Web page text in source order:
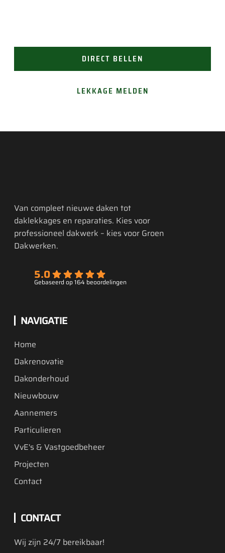
DIRECT BELLEN
LEKKAGE MELDEN
Van compleet nieuwe daken tot
daklekkages en reparaties. Kies voor
professioneel dakwerk – kies voor Groen
Dakwerken.
5.0
Gebaseerd op 164 beoordelingen
NAVIGATIE
Home
Dakrenovatie
Dakonderhoud
Nieuwbouw
Aannemers
Particulieren
VvE's & Vastgoedbeheer
Projecten
Contact
CONTACT
Wij zijn 24/7 bereikbaar!